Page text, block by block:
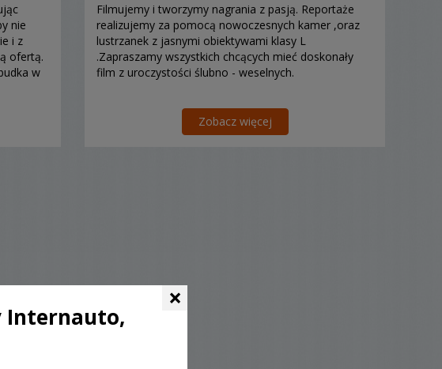
nie
i z
ofertą.
w
Filmujemy i tworzymy nagrania z pasją. Reportaże
realizujemy za pomocą nowoczesnych kamer ,oraz
lustrzanek z jasnymi obiektywami klasy L
.Zapraszamy wszystkich chcących mieć doskonały
film z uroczystości ślubno - weselnych.
Zobacz więcej
×
Internauto,